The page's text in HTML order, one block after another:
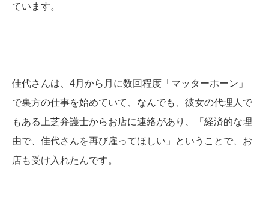
ています。
佳代さんは、4月から月に数回程度「マッターホーン」
で裏方の仕事を始めていて、なんでも、彼女の代理人で
もある上芝弁護士からお店に連絡があり、「経済的な理
由で、佳代さんを再び雇ってほしい」ということで、お
店も受け入れたんです。